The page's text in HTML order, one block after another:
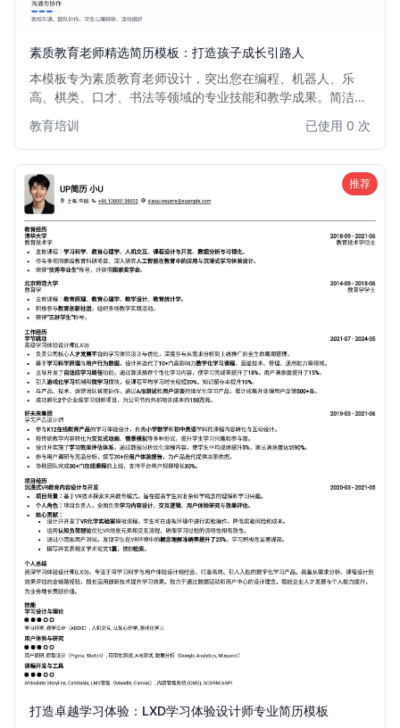
素质教育老师精选简历模板：打造孩子成长引路人
本模板专为素质教育老师设计，突出您在编程、机器人、乐
高、棋类、口才、书法等领域的专业技能和教学成果。简洁明
职者中脱颖而出，成为孩子全面发展的优秀引路人。
教育培训 已使用 0 次
推荐
打造卓越学习体验：LXD学习体验设计师专业简历模板